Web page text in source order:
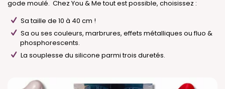
gode moulé. Chez You & Me tout est possible, choisissez :
Sa taille de 10 à 40 cm !
Sa ou ses couleurs, marbrures, effets métalliques ou fluo &
phosphorescents.
La souplesse du silicone parmi trois duretés.